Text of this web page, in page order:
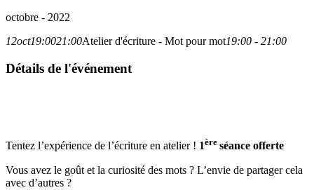
octobre - 2022
12oct19:0021:00Atelier d'écriture - Mot pour mot19:00 - 21:00
Détails de l'événement
Tentez l’expérience de l’écriture en atelier ! 1ère séance offerte
Vous avez le goût et la curiosité des mots ? L’envie de partager cela
avec d’autres ?